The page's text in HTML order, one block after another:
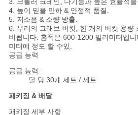
이
트
맵
인
3. 크롤러 크레인, 다기능과 높은 효율적
4. 높이 믿을 만하 & 안정적 품질.
5. 저소음 & 소량 방출.
6. 우리의 그래브 버킷, 한 개의 버킷 용량
비됩니다. 홈폭은 600-1200 밀리미터입
미터에 정도 할 수있.
공급 능력
공급 능력 :
달 당 30개 세트 / 세트
패키징 & 배달
패키징 세부 사항